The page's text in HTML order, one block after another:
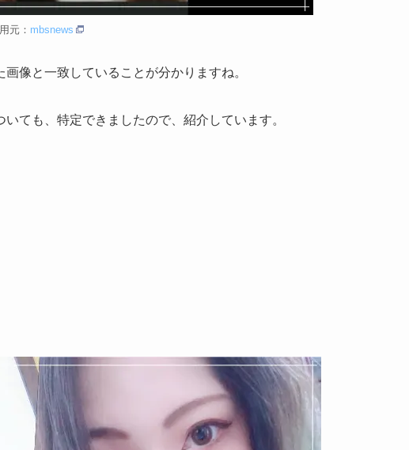
元： mbsnews
像と一致していることが分かりますね。
ても、特定できましたので、紹介しています。